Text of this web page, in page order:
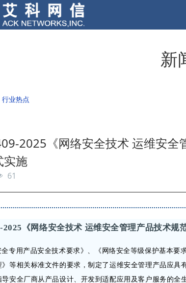
新
行业热点
2025《网络安全技术 运维安全
实施
61
2025《网络安全技术 运维安全管理产品技术规
专用产品安全技术要求》、《网络安全等级保护基本要
》等相关标准文件的要求，制定了运维安全管理产品应具
安全厂商从产品设计、开发到适配应用及客户服务的全